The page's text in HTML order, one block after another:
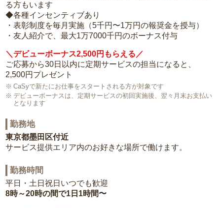
る方もいます
◆各種インセンティブあり
・表彰制度を毎月実施（5千円〜1万円の報奨金を授与）
・友人紹介で、最大1万7000千円のボーナス付与
＼デビューボーナス2,500円もらえる／
ご応募から30日以内に定期サービスの担当になると、
2,500円プレゼント
CaSyで新たにお仕事をスタートされる方が対象です
デビューボーナスは、定期サービスの初回実施後、翌々月末お支払い
となります
勤務地
東京都墨田区付近
サービス提供エリア内のお好きな場所で働けます。
勤務時間
平日・土日祝日いつでも歓迎
8時～20時の間で1日1時間〜